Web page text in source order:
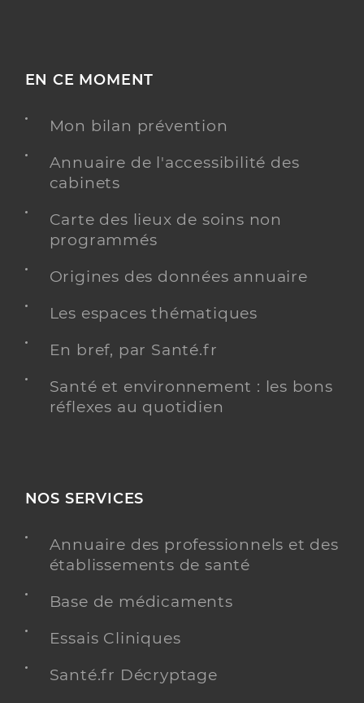
EN CE MOMENT
Mon bilan prévention
Annuaire de l'accessibilité des
cabinets
Carte des lieux de soins non
programmés
Origines des données annuaire
Les espaces thématiques
En bref, par Santé.fr
Santé et environnement : les bons
réflexes au quotidien
NOS SERVICES
Annuaire des professionnels et des
établissements de santé
Base de médicaments
Essais Cliniques
Santé.fr Décryptage